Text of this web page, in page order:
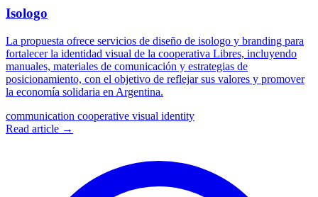
Isologo
La propuesta ofrece servicios de diseño de isologo y branding para
fortalecer la identidad visual de la cooperativa Libres, incluyendo
manuales, materiales de comunicación y estrategias de
posicionamiento, con el objetivo de reflejar sus valores y promover
la economía solidaria en Argentina.
communication cooperative visual identity
Read article →